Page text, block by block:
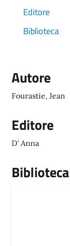
Editore
Biblioteca
Autore
Fourastie, Jean
Editore
D' Anna
Biblioteca